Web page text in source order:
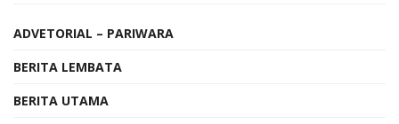
ADVETORIAL – PARIWARA
BERITA LEMBATA
BERITA UTAMA